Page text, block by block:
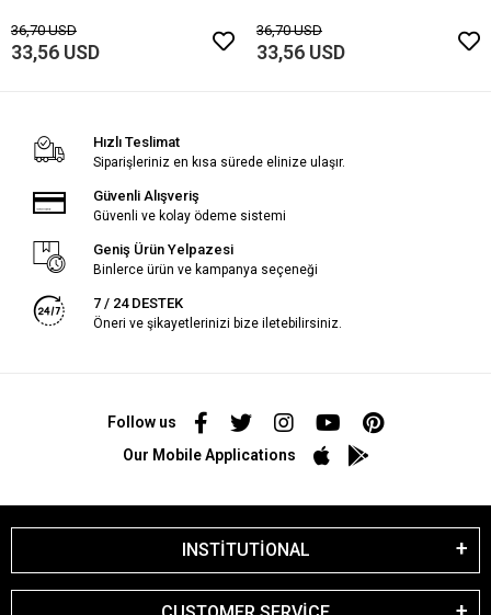
36,70 USD
33,56 USD
36,70 USD
33,56 USD
Hızlı Teslimat
Siparişleriniz en kısa sürede elinize ulaşır.
Güvenli Alışveriş
Güvenli ve kolay ödeme sistemi
Geniş Ürün Yelpazesi
Binlerce ürün ve kampanya seçeneği
7 / 24 DESTEK
Öneri ve şikayetlerinizi bize iletebilirsiniz.
Follow us
Our Mobile Applications
INSTİTUTİONAL